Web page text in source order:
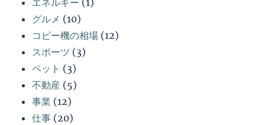
エネルギー (1)
グルメ (10)
コピー機の相場 (12)
スポーツ (3)
ペット (3)
不動産 (5)
事業 (12)
仕事 (20)